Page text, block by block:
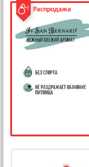
Распродажа